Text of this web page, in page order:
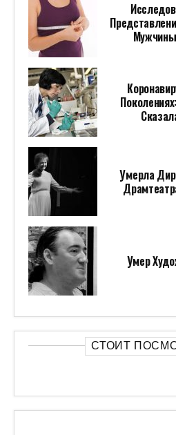
Умерла
Умер
СТОИТ